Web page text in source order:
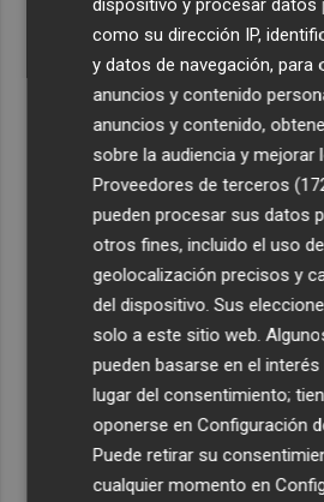
El eclipse dispara la demanda de
con millones de unidades
dispositivo y procesar datos
como su dirección IP,
y datos de navegación, para
anuncios y contenido
anuncios y contenido,
sobre la audiencia y mejorar
Proveedores de terceros
pueden procesar sus datos
otros fines, incluido el uso
geolocalización precisos y
del dispositivo. Sus
solo a este sitio web.
pueden basarse en el
lugar del consentimiento;
oponerse enConfiguración
Puede retirar su
cualquier momento en